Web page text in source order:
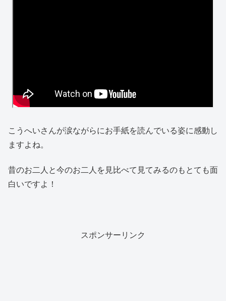
こうへいさんが涙ながらにお手紙を読んでいる姿に感動し
ますよね。
昔のお二人と今のお二人を見比べて見てみるのもとても面
白いですよ！
スポンサーリンク